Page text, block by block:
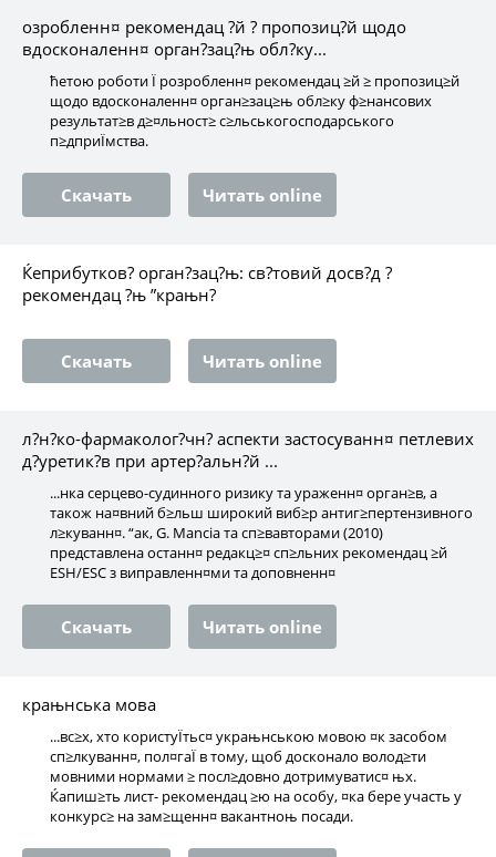
озробленн¤ рекомендац ?й ? пропозиц?й щодо
вдосконаленн¤ орган?зац?њ обл?ку...
ћетою роботи Ї розробленн¤ рекомендац ≥й ≥ пропозиц≥й
щодо вдосконаленн¤ орган≥зац≥њ обл≥ку ф≥нансових
результат≥в д≥¤льност≥ с≥льськогосподарського
п≥дприЇмства.
Скачать Читать online
Ќеприбутков? орган?зац?њ: св?товий досв?д ?
рекомендац ?њ ”крањн?
Скачать Читать online
л?н?ко-фармаколог?чн? аспекти застосуванн¤ петлевих
д?уретик?в при артер?альн?й ...
...нка серцево-судинного ризику та ураженн¤ орган≥в, а
також на¤вний б≥льш широкий виб≥р антиг≥пертензивного
л≥куванн¤. “ак, G. Mancia та сп≥вавторами (2010)
представлена останн¤ редакц≥¤ сп≥льних рекомендац ≥й
ESH/ESC з виправленн¤ми та доповненн¤
Скачать Читать online
крањнська мова
...вс≥х, хто користуЇтьс¤ украњнською мовою ¤к засобом
сп≥лкуванн¤, пол¤гаЇ в тому, щоб досконало волод≥ти
мовними нормами ≥ посл≥довно дотримуватис¤ њх.
Ќапиш≥ть лист- рекомендац ≥ю на особу, ¤ка бере участь у
конкурс≥ на зам≥щенн¤ вакантноњ посади.